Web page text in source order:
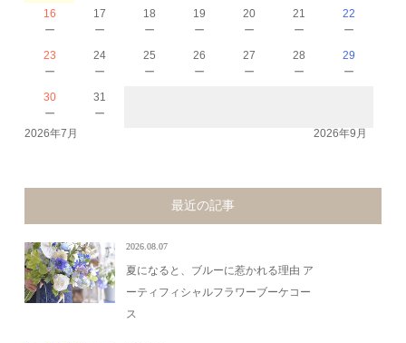
16
－
17
－
18
－
19
－
20
－
21
－
22
－
23
－
24
－
25
－
26
－
27
－
28
－
29
－
30
－
31
－
2026年7月 2026年9月
最近の記事
2026.08.07
夏になると、ブルーに惹かれる理由 ア
ーティフィシャルフラワーブーケコー
ス